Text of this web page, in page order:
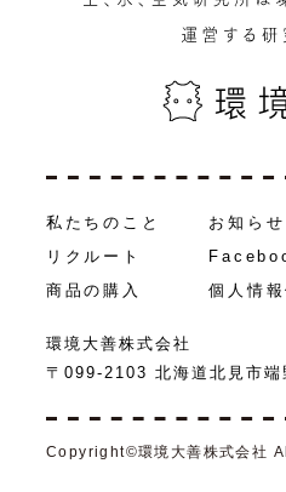
私たちのこと お知らせ
リクルート
商品の購入
個人情
環境⼤善株式会社
〒099-2103 北海道北⾒市
Copyright©環境大善株式会社